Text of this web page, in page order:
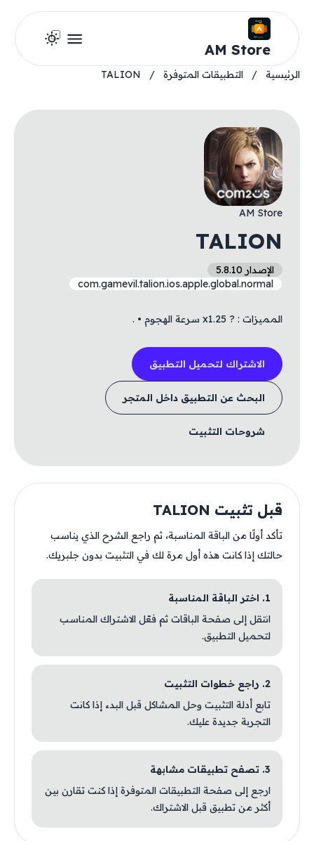
AM Store
الرئيسية / التطبيقات المتوفرة /
TALION
AM Store
TALION
الإصدار 5.8.10
com.gamevil.talion.ios.apple.global.normal
المميزات : ? x1.25 سرعة الهجوم • .
الاشتراك لتحميل التطبيق
البحث عن التطبيق داخل المتجر
شروحات التثبيت
قبل تثبيت TALION
تأكد أولًا من الباقة المناسبة، ثم راجع الشرح الذي يناسب
حالتك إذا كانت هذه أول مرة لك في التثبيت بدون جلبريك.
1. اختر الباقة المناسبة
انتقل إلى صفحة الباقات ثم فعّل الاشتراك المناسب
لتحميل التطبيق.
2. راجع خطوات التثبيت
تابع أدلة التثبيت وحل المشاكل قبل البدء إذا كانت
التجربة جديدة عليك.
3. تصفح تطبيقات مشابهة
ارجع إلى صفحة التطبيقات المتوفرة إذا كنت تقارن بين
أكثر من تطبيق قبل الاشتراك.